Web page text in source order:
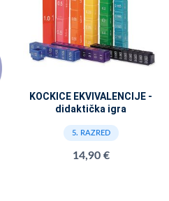
KOCKICE EKVIVALENCIJE -
didaktička igra
5. RAZRED
14,90 €